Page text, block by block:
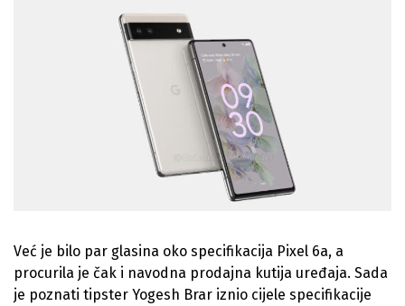
Već je bilo par glasina oko specifikacija Pixel 6a, a
procurila je čak i navodna prodajna kutija uređaja. Sada
je poznati tipster Yogesh Brar iznio cijele specifikacije